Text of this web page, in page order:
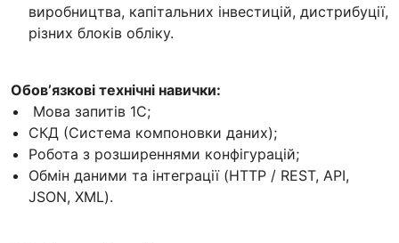
виробництва, капітальних інвестицій, дистрибуції,
різних блоків обліку.
Обовʼязкові технічні навички:
Мова запитів 1С;
СКД (Система компоновки даних);
Робота з розширеннями конфігурацій;
Обмін даними та інтеграції (HTTP / REST, API,
JSON, XML).